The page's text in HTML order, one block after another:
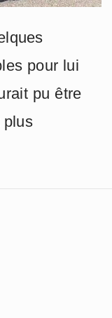
pour lui
pu être
plus